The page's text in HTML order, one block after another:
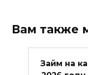
Вам также
Займ на